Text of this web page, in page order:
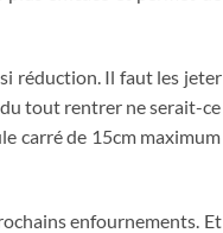
si réduction. Il faut les jeter
du tout rentrer ne serait-ce
carré de 15cm maximum
enfournements. Et